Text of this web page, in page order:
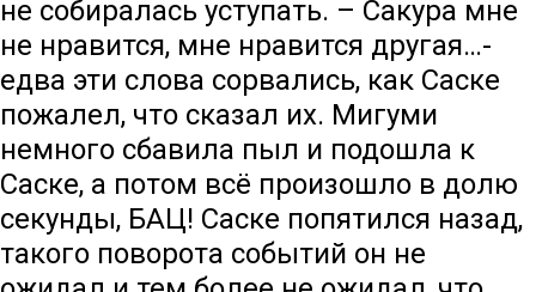
не собиралась уступать. – Сакура мне
не нравится, мне нравится другая…-
едва эти слова сорвались, как Саске
пожалел, что сказал их. Мигуми
немного сбавила пыл и подошла к
Саске, а потом всё произошло в долю
секунды, БАЦ! Саске попятился назад,
такого поворота событий он не